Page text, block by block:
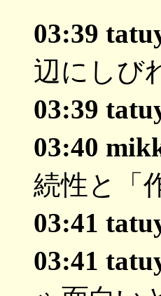
03:39
辺にしび
03:39
03:40
続性と「
03:41
03:41